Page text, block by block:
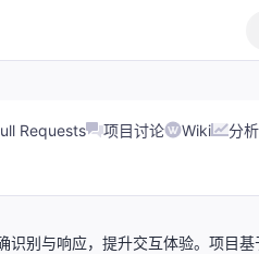
Requests 项目讨论 Wiki 分析
识别与响应，提升交互体验。项目